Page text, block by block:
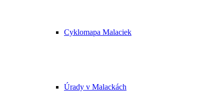
Cyklomapa Malaciek
Úrady v Malackách